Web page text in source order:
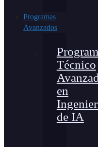
Programas
Avanzados
Técnico
en
de IA